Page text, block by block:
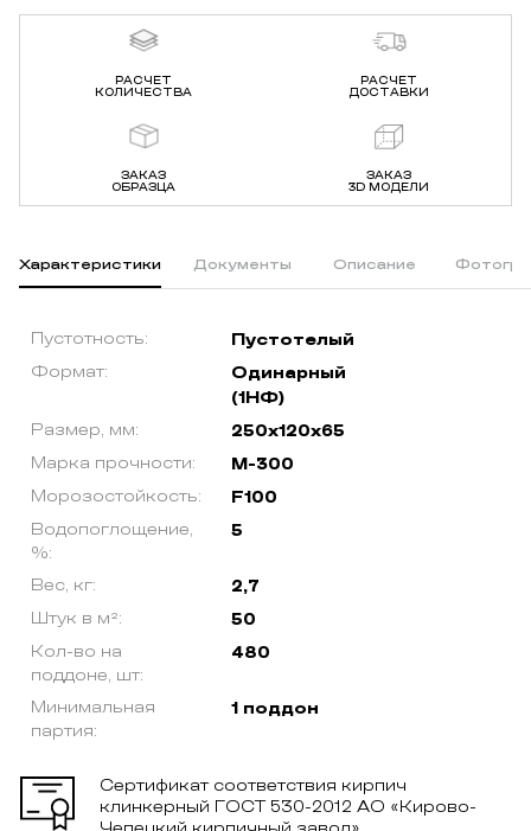
РАСЧЕТ
КОЛИЧЕСТВА
РАСЧЕТ
ДОСТАВКИ
ЗАКАЗ
ОБРАЗЦА
ЗАКАЗ
3D МОДЕЛИ
Характеристики Документы Описание
Пустотность: Пустотелый
Формат:
Одинарный
(1НФ)
Размер, мм: 250х120х65
Марка прочности: М-300
Морозостойкость: F100
Водопоглощение,
%:
5
Вес, кг: 2,7
Штук в м²: 50
Кол-во на
поддоне, шт:
480
Минимальная
партия:
1 поддон
Сертификат соответствия кирпич
клинкерный ГОСТ 530-2012 АО «Кирово-